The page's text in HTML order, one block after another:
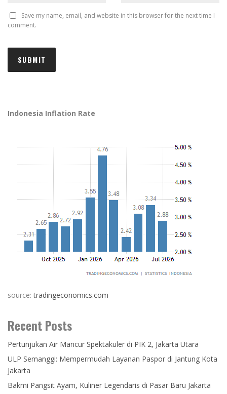
Save my name, email, and website in this browser for the next time I
comment.
Indonesia Inflation Rate
source:tradingeconomics.com
Recent Posts
Pertunjukan Air Mancur Spektakuler di PIK 2, Jakarta Utara
ULP Semanggi: Mempermudah Layanan Paspor di Jantung Kota
Jakarta
Bakmi Pangsit Ayam, Kuliner Legendaris di Pasar Baru Jakarta